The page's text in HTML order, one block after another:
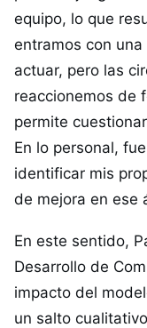
equipo, lo que
entramos con
actuar, pero las
reaccionemos de
permite
En lo personal,
identificar mis
de mejora en ese
En este sentido,
Desarrollo de
impacto del
un salto